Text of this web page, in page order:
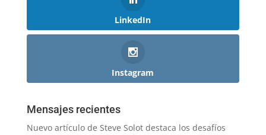
LinkedIn
Instagram
Mensajes recientes
Nuevo artículo de Steve Solot destaca los desafíos